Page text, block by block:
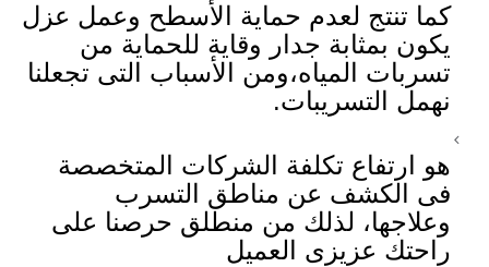
كما تنتج لعدم حماية الأسطح وعمل عزل
يكون بمثابة جدار وقاية للحماية من
تسربات المياه،ومن الأسباب التى تجعلنا
نهمل التسريبات.
هو ارتفاع تكلفة الشركات المتخصصة
فى الكشف عن مناطق التسرب
وعلاجها، لذلك من منطلق حرصنا على
راحتك عزيزى العميل